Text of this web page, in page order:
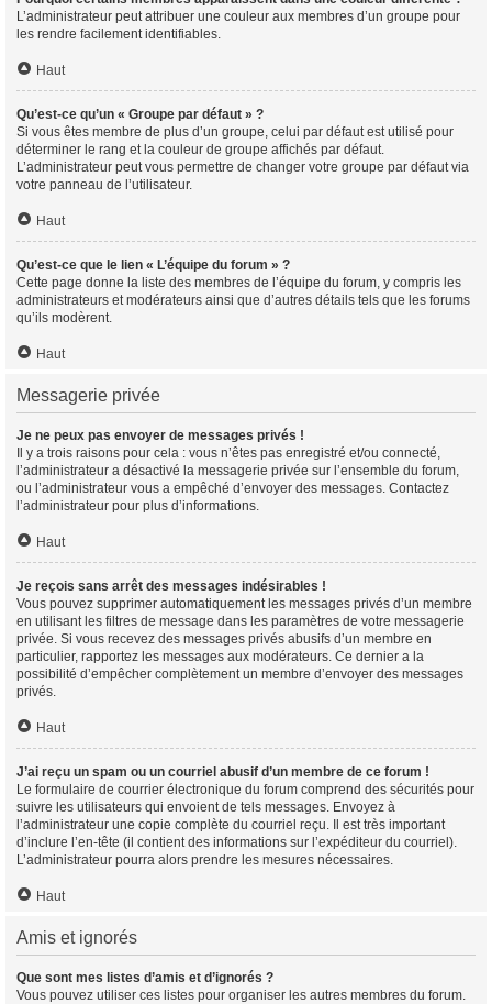
L’administrateur peut attribuer une couleur aux membres d’un groupe pour
les rendre facilement identifiables.
Haut
Qu’est-ce qu’un « Groupe par défaut » ?
Si vous êtes membre de plus d’un groupe, celui par défaut est utilisé pour
déterminer le rang et la couleur de groupe affichés par défaut.
L’administrateur peut vous permettre de changer votre groupe par défaut via
votre panneau de l’utilisateur.
Haut
Qu’est-ce que le lien « L’équipe du forum » ?
Cette page donne la liste des membres de l’équipe du forum, y compris les
administrateurs et modérateurs ainsi que d’autres détails tels que les forums
qu’ils modèrent.
Haut
Messagerie privée
Je ne peux pas envoyer de messages privés !
Il y a trois raisons pour cela : vous n’êtes pas enregistré et/ou connecté,
l’administrateur a désactivé la messagerie privée sur l’ensemble du forum,
ou l’administrateur vous a empêché d’envoyer des messages. Contactez
l’administrateur pour plus d’informations.
Haut
Je reçois sans arrêt des messages indésirables !
Vous pouvez supprimer automatiquement les messages privés d’un membre
en utilisant les filtres de message dans les paramètres de votre messagerie
privée. Si vous recevez des messages privés abusifs d’un membre en
particulier, rapportez les messages aux modérateurs. Ce dernier a la
possibilité d’empêcher complètement un membre d’envoyer des messages
privés.
Haut
J’ai reçu un spam ou un courriel abusif d’un membre de ce forum !
Le formulaire de courrier électronique du forum comprend des sécurités pour
suivre les utilisateurs qui envoient de tels messages. Envoyez à
l’administrateur une copie complète du courriel reçu. Il est très important
d’inclure l’en-tête (il contient des informations sur l’expéditeur du courriel).
L’administrateur pourra alors prendre les mesures nécessaires.
Haut
Amis et ignorés
Que sont mes listes d’amis et d’ignorés ?
Vous pouvez utiliser ces listes pour organiser les autres membres du forum.